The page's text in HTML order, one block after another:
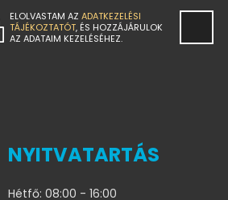
ELOLVASTAM AZ ADATKEZELÉSI
TÁJÉKOZTATÓT, ÉS HOZZÁJÁRULOK
AZ ADATAIM KEZELÉSÉHEZ.
NYITVATARTÁS
Hétfő: 08:00 - 16:00